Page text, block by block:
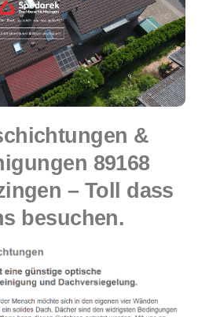
&
89168
– Toll dass
besuchen.